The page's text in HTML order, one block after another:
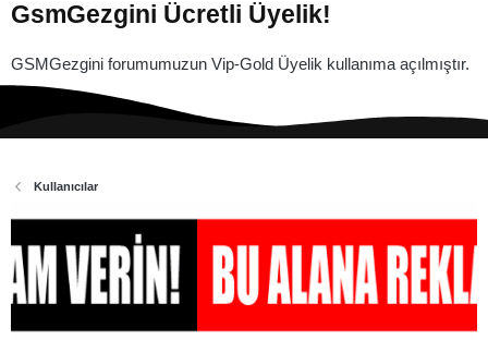
GsmGezgini Ücretli Üyelik!
GSMGezgini forumumuzun Vip-Gold Üyelik kullanıma açılmıştır.
Kullanıcılar